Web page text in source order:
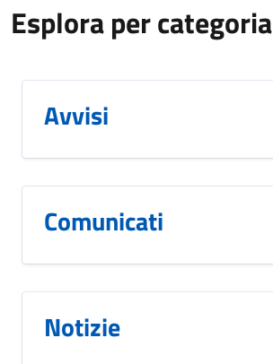
Esplora per categoria
Avvisi
Comunicati
Notizie